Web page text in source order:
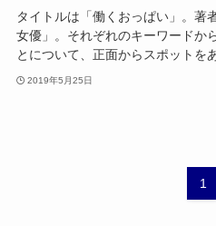
タイトルは「働くおっぱい」。著
女優」。それぞれのキーワードか
とについて、正面からスポットを
2019年5月25日
1